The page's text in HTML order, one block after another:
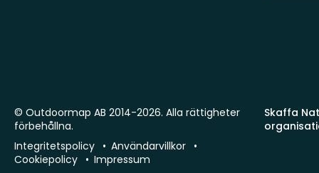
Skaffa
© Outdoormap AB 2014-2026. Alla rättigheter
förbehållna.
Integritetspolicy
Användarvillkor
Cookiepolicy
Impressum